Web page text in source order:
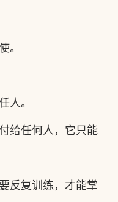
。
人。
给任何人，它只能
反复训练，才能掌